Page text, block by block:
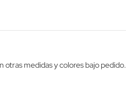
medidas y colores bajo pedido.